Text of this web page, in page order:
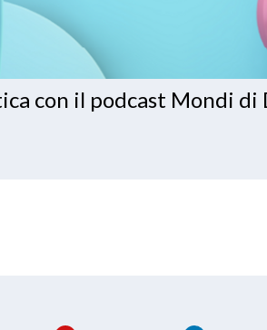
con il podcast Mondi di